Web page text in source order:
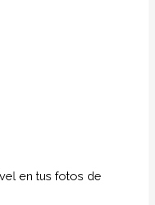
en tus fotos de